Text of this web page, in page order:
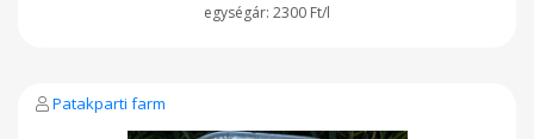
2300 Ft/l
Patakparti farm